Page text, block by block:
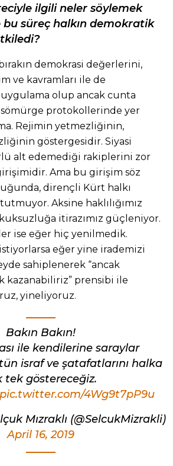
ilgili neler söylemek
bu süreç halkın demokratik
demokrasi değerlerini,
ve kavramları ile de
olup ancak cunta
protokollerinde yer
Rejimin yetmezliğinin,
göstergesidir. Siyasi
alt edemediği rakiplerini zor
Ama bu girişim söz
dirençli Kürt halkı
Aksine haklılığımız
itirazımız güçleniyor.
ise eğer hiç yenilmedik.
eğer yine irademizi
sahiplenerek “ancak
kazanabiliriz” prensibi ile
yineliyoruz.
Bakın Bakın!
ile kendilerine saraylar
israf ve şatafatlarını halka
tek göstereceğiz.
pic.twitter.com/4Wg9t7pP9u
Mızraklı (@SelcukMizrakli)
April 16, 2019